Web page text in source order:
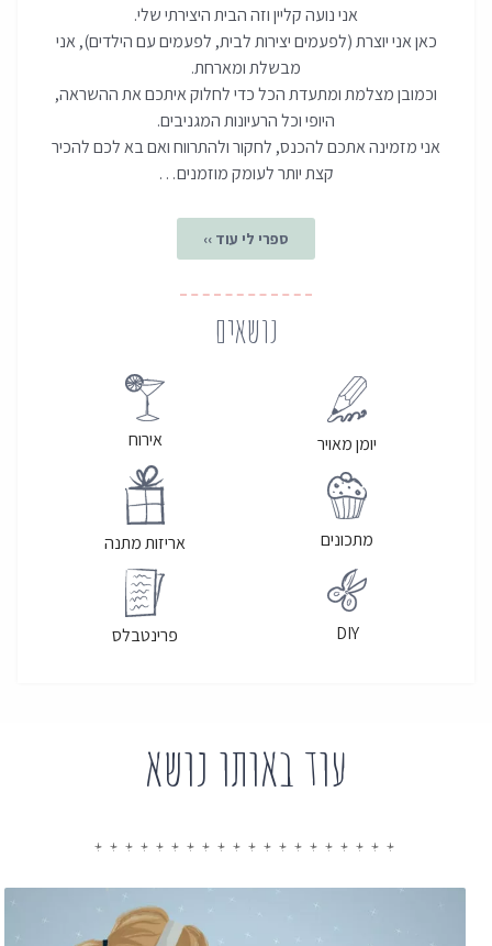
אני נועה קליין וזה הבית היצירתי שלי.
כאן אני יוצרת (לפעמים יצירות לבית, לפעמים עם הילדים), אני
מבשלת ומארחת.
וכמובן מצלמת ומתעדת הכל כדי לחלוק איתכם את ההשראה,
היופי וכל הרעיונות המגניבים.
אני מזמינה אתכם להכנס, לחקור ולהתרווח ואם בא לכם להכיר
קצת יותר לעומק מוזמנים…
ספרי לי עוד ››
נושאים
יומן מאויר
מתכונים
DIY
אירוח
אריזות מתנה
פרינטבלס
עוד באותו נושא